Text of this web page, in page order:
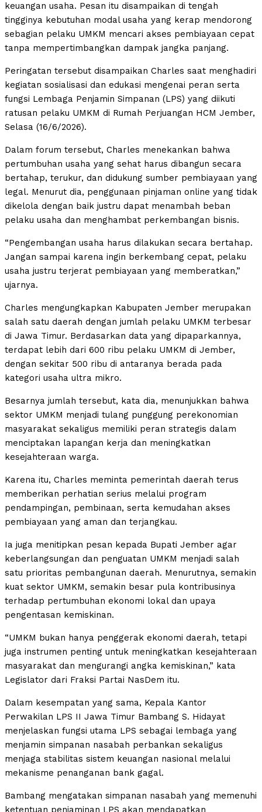
keuangan usaha. Pesan itu disampaikan di tengah
tingginya kebutuhan modal usaha yang kerap mendorong
sebagian pelaku UMKM mencari akses pembiayaan cepat
tanpa mempertimbangkan dampak jangka panjang.
Peringatan tersebut disampaikan Charles saat menghadiri
kegiatan sosialisasi dan edukasi mengenai peran serta
fungsi Lembaga Penjamin Simpanan (LPS) yang diikuti
ratusan pelaku UMKM di Rumah Perjuangan HCM Jember,
Selasa (16/6/2026).
Dalam forum tersebut, Charles menekankan bahwa
pertumbuhan usaha yang sehat harus dibangun secara
bertahap, terukur, dan didukung sumber pembiayaan yang
legal. Menurut dia, penggunaan pinjaman online yang tidak
dikelola dengan baik justru dapat menambah beban
pelaku usaha dan menghambat perkembangan bisnis.
“Pengembangan usaha harus dilakukan secara bertahap.
Jangan sampai karena ingin berkembang cepat, pelaku
usaha justru terjerat pembiayaan yang memberatkan,”
ujarnya.
Charles mengungkapkan Kabupaten Jember merupakan
salah satu daerah dengan jumlah pelaku UMKM terbesar
di Jawa Timur. Berdasarkan data yang dipaparkannya,
terdapat lebih dari 600 ribu pelaku UMKM di Jember,
dengan sekitar 500 ribu di antaranya berada pada
kategori usaha ultra mikro.
Besarnya jumlah tersebut, kata dia, menunjukkan bahwa
sektor UMKM menjadi tulang punggung perekonomian
masyarakat sekaligus memiliki peran strategis dalam
menciptakan lapangan kerja dan meningkatkan
kesejahteraan warga.
Karena itu, Charles meminta pemerintah daerah terus
memberikan perhatian serius melalui program
pendampingan, pembinaan, serta kemudahan akses
pembiayaan yang aman dan terjangkau.
Ia juga menitipkan pesan kepada Bupati Jember agar
keberlangsungan dan penguatan UMKM menjadi salah
satu prioritas pembangunan daerah. Menurutnya, semakin
kuat sektor UMKM, semakin besar pula kontribusinya
terhadap pertumbuhan ekonomi lokal dan upaya
pengentasan kemiskinan.
“UMKM bukan hanya penggerak ekonomi daerah, tetapi
juga instrumen penting untuk meningkatkan kesejahteraan
masyarakat dan mengurangi angka kemiskinan,” kata
Legislator dari Fraksi Partai NasDem itu.
Dalam kesempatan yang sama, Kepala Kantor
Perwakilan LPS II Jawa Timur Bambang S. Hidayat
menjelaskan fungsi utama LPS sebagai lembaga yang
menjamin simpanan nasabah perbankan sekaligus
menjaga stabilitas sistem keuangan nasional melalui
mekanisme penanganan bank gagal.
Bambang mengatakan simpanan nasabah yang memenuhi
ketentuan penjaminan LPS akan mendapatkan